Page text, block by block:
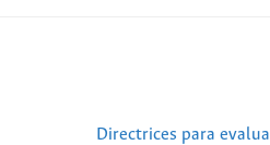
Directrices para